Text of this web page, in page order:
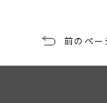
前のペー